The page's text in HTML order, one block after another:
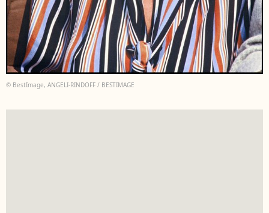
© BestImage, ANGELI-RINDOFF / BESTIMAGE